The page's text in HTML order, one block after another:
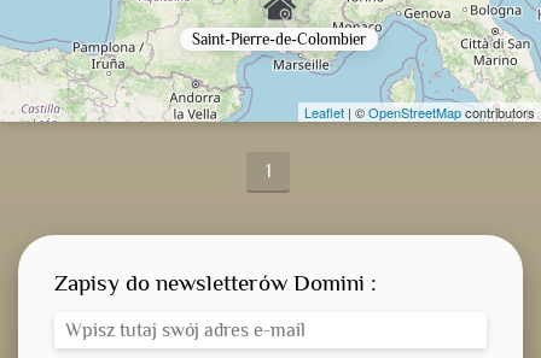
Saint-Pierre-de-Colombier
Leaflet | ©OpenStreetMapcontributors
1
Zapisy do newsletterów Domini :